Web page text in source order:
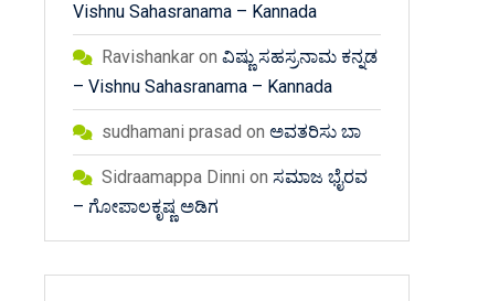
Vishnu Sahasranama – Kannada
Ravishankar on ವಿಷ್ಣು ಸಹಸ್ರನಾಮ ಕನ್ನಡ
– Vishnu Sahasranama – Kannada
sudhamani prasad on ಅವತರಿಸು ಬಾ
Sidraamappa Dinni on ಸಮಾಜ ಭೈರವ
– ಗೋಪಾಲಕೃಷ್ಣ ಅಡಿಗ